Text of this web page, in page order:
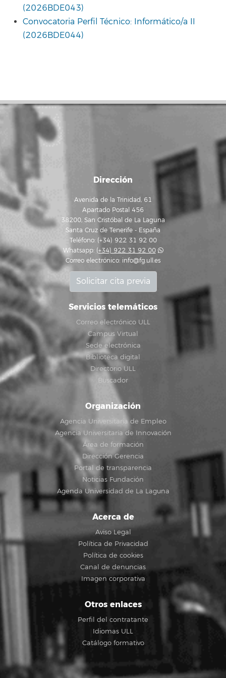
(2026BDE043)
Convocatoria Perfil Técnico: Informático/a II
(2026BDE044)
Dirección
Avenida de la Trinidad, 61
Apartado Postal 456
38200, San Cristóbal de La Laguna
Santa Cruz de Tenerife - España
Teléfono: (+34) 922 31 92 00
Whatsapp: (+34) 922 31 92 00
Correo electrónico: info@fg.ull.es
Solicitar cita previa
Servicios telemáticos
Correo electrónico ULL
Campus Virtual
Sede electrónica
Biblioteca digital
Directorio ULL
Buscador
Organización
Agencia Universitaria de Empleo
Agencia Universitaria de Innovación
Área de formación
Dirección Gerencia
Portal de transparencia
Noticias Fundación
Agenda Universidad de La Laguna
Acerca de
Aviso Legal
Política de Privacidad
Política de cookies
Canal de denuncias
Imagen corporativa
Otros enlaces
Perfil del contratante
Idiomas ULL
Catálogo formativo